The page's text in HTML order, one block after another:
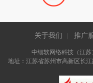
关于我们 推广
中细软网络科技（江
地址：江苏省苏州市高新区长